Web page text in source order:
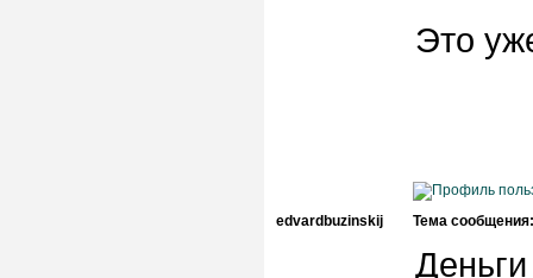
Это
edvardbuzinskij Тема сообщения: